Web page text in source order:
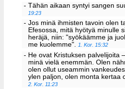
- Tähän aikaan syntyi sangen
19:23
- Jos minä ihmisten tavoin olen
Efesossa, mitä hyötyä minulle
heräjä, niin: "syökäämme ja
me kuolemme".1. Kor. 15:32
- He ovat Kristuksen palvelijoita
minä vielä enemmän. Olen
olen ollut useammin
ylen paljon, olen monta kertaa
2. Kor. 11:23